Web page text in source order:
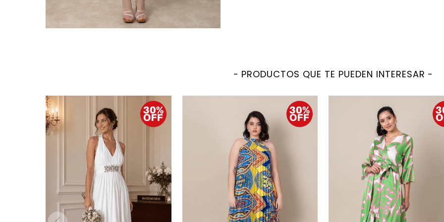
PRODUCTOS QUE TE PUEDEN INTERESAR